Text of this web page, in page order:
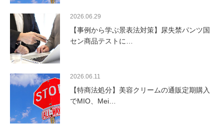
2026.06.29
【事例から学ぶ景表法対策】尿失禁パンツ国
セン商品テストに…
2026.06.11
【特商法処分】美容クリームの通販定期購入
でMIO、Mei…